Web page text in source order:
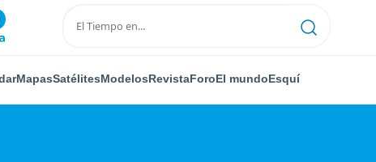
MapasSatélitesModelosRevistaForoEl mundoEsquí